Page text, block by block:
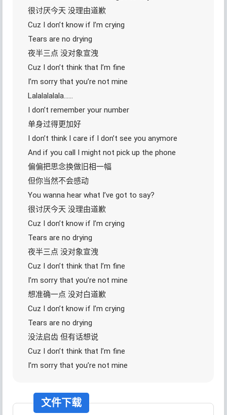
很讨厌今天 没理由道歉
Cuz I don’t know if I’m crying
Tears are no drying
夜半三点 没对象宣洩
Cuz I don’t think that I’m fine
I’m sorry that you’re not mine
Lalalalalala……
I don’t remember your number
单身过得更加好
I don’t think I care if I don’t see you anymore
And if you call I might not pick up the phone
偏偏把思念换做旧相⼀幅
但你当然不会感动
You wanna hear what I’ve got to say?
很讨厌今天 没理由道歉
Cuz I don’t know if I’m crying
Tears are no drying
夜半三点 没对象宣洩
Cuz I don’t think that I’m fine
I’m sorry that you’re not mine
想准确一点 没对白道歉
Cuz I don’t know if I’m crying
Tears are no drying
没法启齿 但有话想说
Cuz I don’t think that I’m fine
I’m sorry that you’re not mine
文件下载